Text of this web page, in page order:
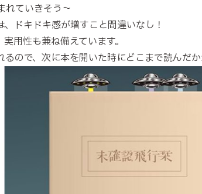
れていきそう～
ドキドキ感が増すこと間違いなし！
用性も兼ね備えています。
ので、次に本を開いた時にどこまで読んだか